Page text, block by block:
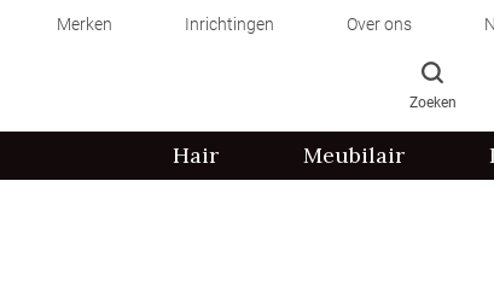
Merken Inrichtingen Over ons
Zoeken
Hair Meubilair